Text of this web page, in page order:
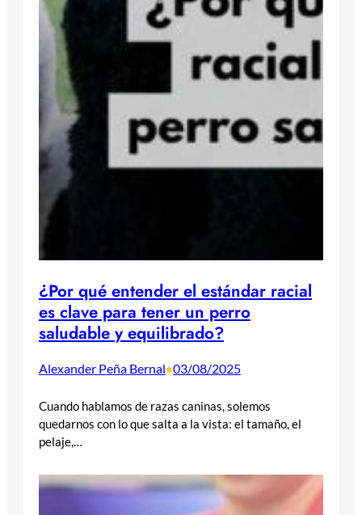
¿Por qué entender el estándar racial
es clave para tener un perro
saludable y equilibrado?
Alexander Peña Bernal•03/08/2025
Cuando hablamos de razas caninas, solemos
quedarnos con lo que salta a la vista: el tamaño, el
pelaje,…